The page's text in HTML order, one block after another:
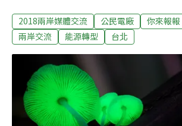
邀請中國媒體記者，以中國、媒體人的
而美的綠色經濟案例，對照兩岸能源、
由最南端的高雄經屏東、南投、新竹至
遊學「台灣小而美的綠色經濟」。其中
造出發推動的里山生態旅遊和籃城書房
有台大城鄉所聯合茶農以「流域治理」
鵲茶革命」，以及「綠能玻璃」、「廢
2018兩岸媒體交流 公民電廠 你來報報
兩岸交流
能源轉型 台北